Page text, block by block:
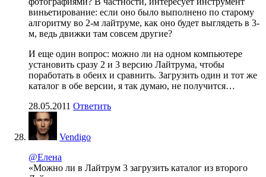
виньетирование: если оно было выполнено по старому
алгоритму во 2-м лайтруме, как оно будет выглядеть в 3-
м, ведь движки там совсем другие?
И еще один вопрос: можно ли на одном компьютере
установить сразу 2 и 3 версию Лайтрума, чтобы
поработать в обеих и сравнить. Загрузить один и тот же
каталог в обе версии, я так думаю, не получится…
28.05.2011 Ответить
Vendigo
@Елена
«Можно ли в Лайтрум 3 загрузить каталог из второго